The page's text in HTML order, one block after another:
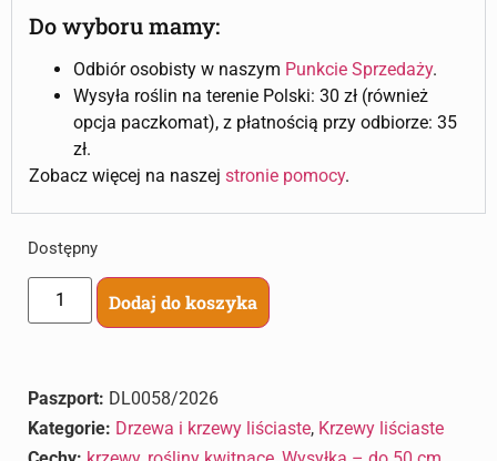
Do wyboru mamy:
Odbiór osobisty w naszym Punkcie Sprzedaży.
Wysyła roślin na terenie Polski: 30 zł (również
opcja paczkomat), z płatnością przy odbiorze: 35
zł.
Zobacz więcej na naszej stronie pomocy.
Dostępny
Dodaj do koszyka
Paszport: DL0058/2026
Kategorie: Drzewa i krzewy liściaste, Krzewy liściaste